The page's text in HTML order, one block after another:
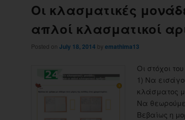
Οι κλασματικές
απλοί κλασματικοί
Posted on July 18, 2014 by emathima13
Οι στόχοι
1) Να
κλάσματος
Να θεωρούμε
Βεβαίως η